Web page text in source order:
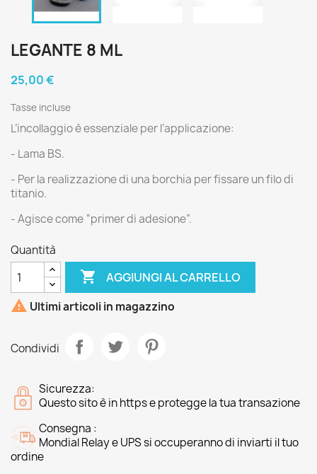
LEGANTE 8 ML
25,00 €
Tasse incluse
L’incollaggio è essenziale per l’applicazione:
- Lama BS.
- Per la realizzazione di una borchia per fissare un filo di
titanio.
- Agisce come “primer di adesione”.
Quantità
 AGGIUNGI AL CARRELLO
 Ultimi articoli in magazzino
Condividi
Sicurezza:
Questo sito è in https e protegge la tua transazione
Consegna :
Mondial Relay e UPS si occuperanno di inviarti il tuo
ordine